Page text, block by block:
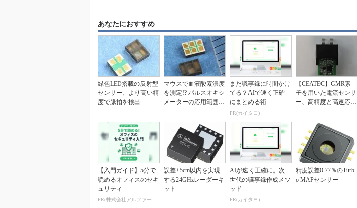
あなたにおすすめ
緑色LED搭載の反射型
センサー、より高い精
度で脈拍を検出
マウスで血液酸素濃度
を測定!? パルスオキシ
メーターの応用範囲を
まだ議事録に時間かけ
てる？AIで速く正確
にまとめる術
PR(カイタヨ)
【CEATEC】GMR素
子を用いた電流センサ
ー、高精度と高速応答
【入門ガイド】5分で
読めるオフィスのセキ
ュリティ
PR(株式会社アルファーテクノ)
誤差±5cm以内を実現
する24GHzレーダーキ
ット
AIが速く正確に。次
世代の議事録作成メソ
ッド
PR(カイタヨ)
精度誤差0.77％のTurb
o MAPセンサー